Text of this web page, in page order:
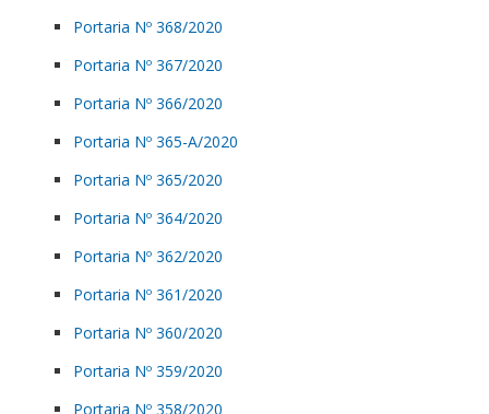
Portaria Nº 368/2020
Portaria Nº 367/2020
Portaria Nº 366/2020
Portaria Nº 365-A/2020
Portaria Nº 365/2020
Portaria Nº 364/2020
Portaria Nº 362/2020
Portaria Nº 361/2020
Portaria Nº 360/2020
Portaria Nº 359/2020
Portaria Nº 358/2020